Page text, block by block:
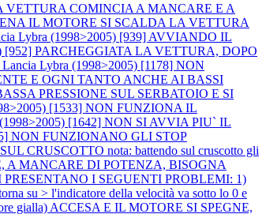
VETTURA COMINCIA A MANCARE E A
IL MOTORE SI SCALDA LA VETTURA
Lybra (1998>2005) [939] AVVIANDO IL
[952] PARCHEGGIATA LA VETTURA, DOPO
Lancia Lybra (1998>2005) [1178] NON
E OGNI TANTO ANCHE AI BASSI
PRESSIONE SUL SERBATOIO E SI
[1533] NON FUNZIONA IL
[1642] NON SI AVVIA PIU` IL
NON FUNZIONANO GLI STOP
CRUSCOTTO nota: battendo sul cruscotto gli
A MANCARE DI POTENZA, BISOGNA
PRESENTANO I SEGUENTI PROBLEMI: 1)
su > l'indicatore della velocità va sotto lo 0 e
gialla) ACCESA E IL MOTORE SI SPEGNE,